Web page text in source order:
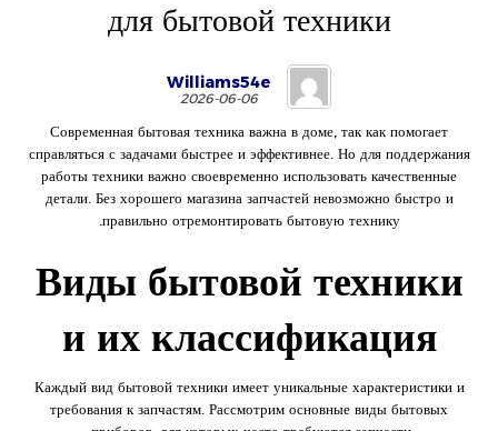
для бытовой техники
Williams54e
2026-06-06
Современная бытовая техника важна в доме, так как помогает
справляться с задачами быстрее и эффективнее. Но для поддержания
работы техники важно своевременно использовать качественные
детали. Без хорошего магазина запчастей невозможно быстро и
правильно отремонтировать бытовую технику.
Виды бытовой техники
и их классификация
Каждый вид бытовой техники имеет уникальные характеристики и
требования к запчастям. Рассмотрим основные виды бытовых